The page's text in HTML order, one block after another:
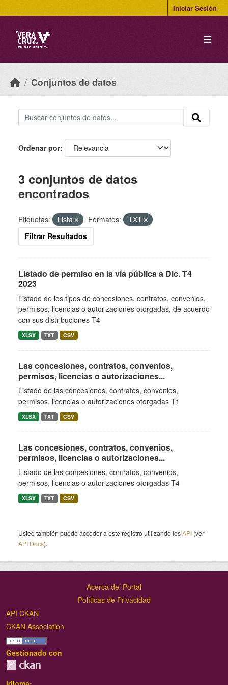
Iniciar Sesión
Conjuntos de datos
Ordenar por
3 conjuntos de datos
encontrados
Etiquetas: Lista Formatos:
TXT
Filtrar Resultados
Listado de permiso en la vía pública a Dic. T4
2023
Listado de los tipos de concesiones, contratos, convenios,
permisos, licencias o autorizaciones otorgadas, de acuerdo
con sus distribuciones T4
XLSX TXT CSV
Las concesiones, contratos, convenios,
permisos, licencias o autorizaciones...
Listado de las concesiones, contratos, convenios,
permisos, licencias o autorizaciones otorgadas T1
XLSX TXT CSV
Las concesiones, contratos, convenios,
permisos, licencias o autorizaciones...
Listado de las concesiones, contratos, convenios,
permisos, licencias o autorizaciones otorgadas T4
XLSX TXT CSV
Usted también puede acceder a este registro utilizando losAPI (ver
API Docs).
Acerca del Portal
Políticas de Privacidad
API CKAN
CKAN Association
Gestionado con